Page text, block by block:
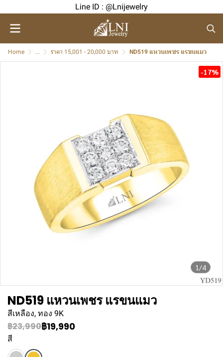
Line ID : @Lnijewelry
Home ... ราคา 15,001 - 20,000 บาท ND519 แหวนเพชร แรขนแมว
1/4
-17%
ND519 แหวนเพชร แรขนแมว
สีเหลือง, ทอง 9K
฿23,990฿19,990
สี